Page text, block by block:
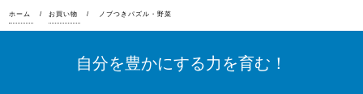
ホーム お買い物 ノブつきパズル・野菜
自分を豊かにする力を育む！